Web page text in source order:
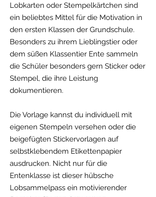
Lobkarten oder Stempelkärtchen sind
ein beliebtes Mittel für die Motivation in
den ersten Klassen der Grundschule.
Besonders zu ihrem Lieblingstier oder
dem süßen Klassentier Ente sammeln
die Schüler besonders gern Sticker oder
Stempel, die ihre Leistung
dokumentieren.
Die Vorlage kannst du individuell mit
eigenen Stempeln versehen oder die
beigefügten Stickervorlagen auf
selbstklebendem Etikettenpapier
ausdrucken. Nicht nur für die
Entenklasse ist dieser hübsche
Lobsammelpass ein motivierender